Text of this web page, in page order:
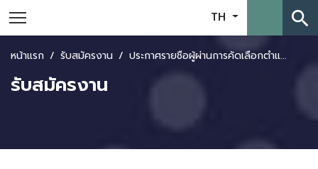
TH search
หน้าแรก รับสมัครงาน ประกาศรายชื่อผู้ผ่านการคัดเลือกตำแหน่งผู้ตรวจสอบภายใน
รับสมัครงาน